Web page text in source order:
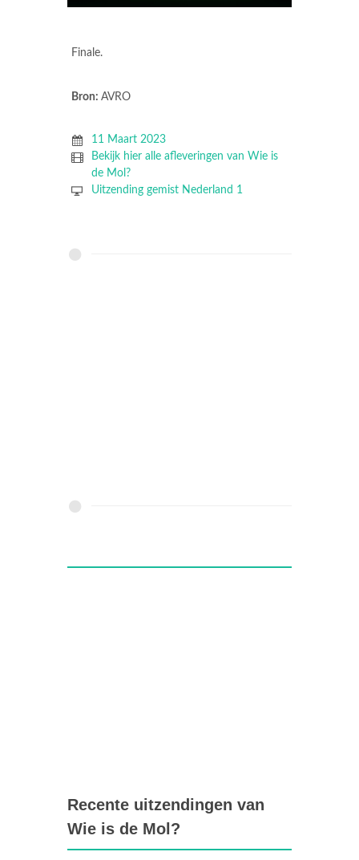
Finale.
Bron: AVRO
11 Maart 2023
Bekijk hier alle afleveringen van Wie is
de Mol?
Uitzending gemist Nederland 1
Recente uitzendingen van
Wie is de Mol?